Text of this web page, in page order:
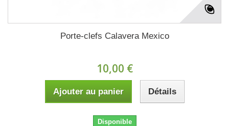
Porte-clefs Calavera Mexico
10,00 €
Ajouter au panier Détails
Disponible